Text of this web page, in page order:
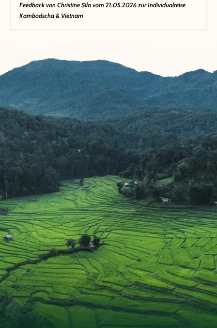
Feedback vonChristine Silavom 21.05.2026 zur Individualreise
Kambodscha & Vietnam